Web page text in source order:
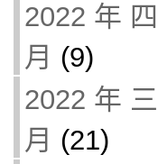
2022 年 四
月 (9)
2022 年 三
月 (21)